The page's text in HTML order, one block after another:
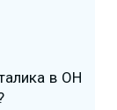
в ОН